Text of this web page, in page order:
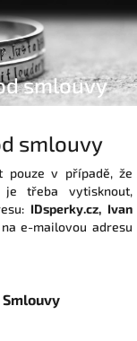
smlouvy
smlouvy
pouze v případě, že
je třeba vytisknout,
IDsperky.cz, Ivan
e-mailovou adresu